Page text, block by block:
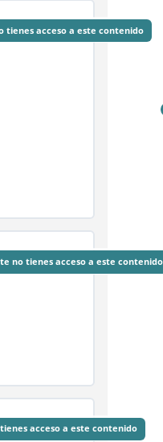
0/2
pasos
tienes acceso a este contenido
0/2
no tienes acceso a este contenido
pasos
acceso a este contenido